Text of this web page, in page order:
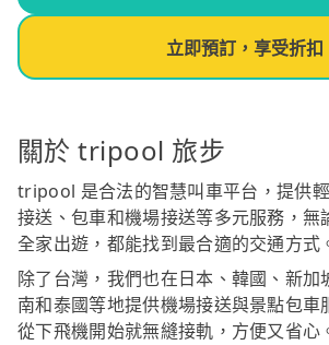
立即預訂，享受折扣
關於 tripool 旅步
tripool 是合法的智慧叫車平台，提供
接送、包車和機場接送等多元服務，無
全家出遊，都能找到最合適的交通方式
除了台灣，我們也在日本、韓國、新加
南和泰國等地提供機場接送與景點包車
從下飛機開始就無縫接軌，方便又省心